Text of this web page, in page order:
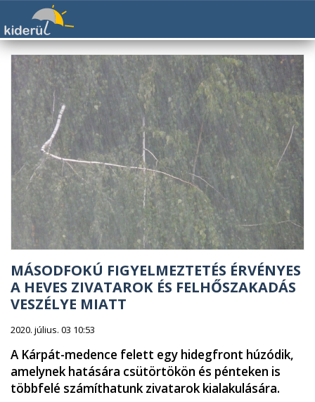
MÁSODFOKÚ FIGYELMEZTETÉS ÉRVÉNYES
A HEVES ZIVATAROK ÉS FELHŐSZAKADÁS
VESZÉLYE MIATT
2020. július. 03 10:53
A Kárpát-medence felett egy hidegfront húzódik,
amelynek hatására csütörtökön és pénteken is
többfelé számíthatunk zivatarok kialakulására.